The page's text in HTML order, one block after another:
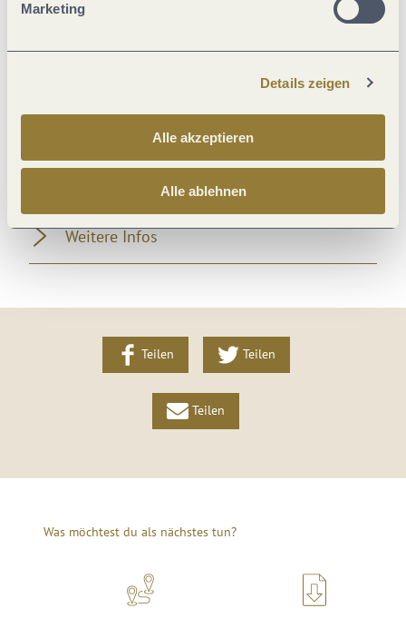
Marketing
Details zeigen
Alle akzeptieren
Alle ablehnen
Lage
Einrichtungen Bauernhof
Weitere Infos
Teilen Teilen
Teilen
Was möchtest du als nächstes tun?